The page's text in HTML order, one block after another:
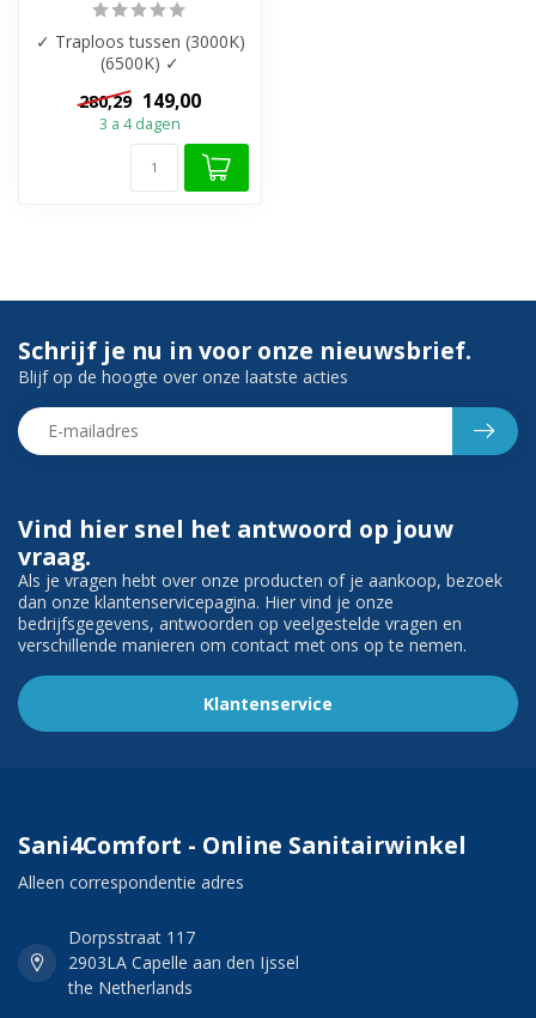
✓ Traploos tussen (3000K)
(6500K) ✓
Spiegelverwarming apart
aan te zetten ✓ Touc...
280,29 149,00
3 a 4 dagen
Vind hier snel het antwoord op jouw
vraag.
Als je vragen hebt over onze producten of je aankoop, bezoek
dan onze klantenservicepagina. Hier vind je onze
bedrijfsgegevens, antwoorden op veelgestelde vragen en
verschillende manieren om contact met ons op te nemen.
Klantenservice
Schrijf je nu in voor onze nieuwsbrief.
Blijf op de hoogte over onze laatste acties
Sani4Comfort - Online Sanitairwinkel
Alleen correspondentie adres
Dorpsstraat 117
2903LA Capelle aan den Ijssel
the Netherlands